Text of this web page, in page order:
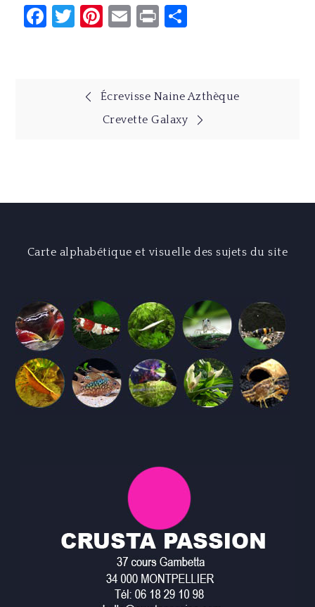
Facebook
Twitter
Pinterest
Email
Print
Navigation
Écrevisse Naine Azthèque
Crevette Galaxy
Carte alphabétique et visuelle des sujets du site